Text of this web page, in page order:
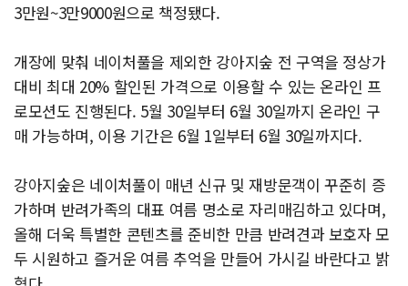
3만원~3만9000원으로 책정됐다.
개장에 맞춰 네이처풀을 제외한 강아지숲 전 구역을 정상가
대비 최대 20% 할인된 가격으로 이용할 수 있는 온라인 프
로모션도 진행된다. 5월 30일부터 6월 30일까지 온라인 구
매 가능하며, 이용 기간은 6월 1일부터 6월 30일까지다.
강아지숲은 네이처풀이 매년 신규 및 재방문객이 꾸준히 증
가하며 반려가족의 대표 여름 명소로 자리매김하고 있다며,
올해 더욱 특별한 콘텐츠를 준비한 만큼 반려견과 보호자 모
두 시원하고 즐거운 여름 추억을 만들어 가시길 바란다고 밝